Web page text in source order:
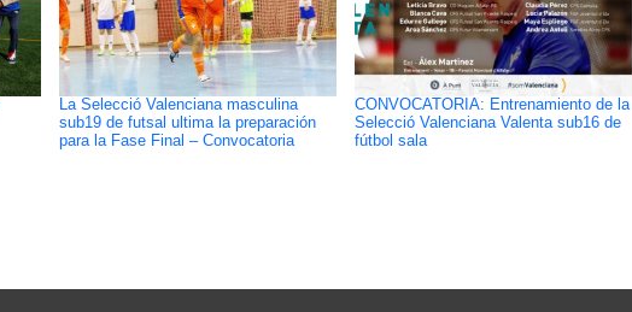
La Selecció Valenciana masculina
sub19 de futsal ultima la preparación
para la Fase Final – Convocatoria
CONVOCATORIA: Entrenamiento de la
Selecció Valenciana Valenta sub16 de
fútbol sala